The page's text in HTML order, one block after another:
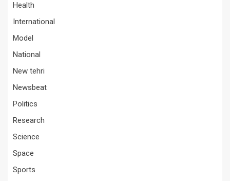
Health
International
Model
National
New tehri
Newsbeat
Politics
Research
Science
Space
Sports